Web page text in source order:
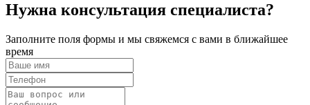
Нужна консультация специалиста?
Заполните поля формы и мы свяжемся с вами в ближайшее
время